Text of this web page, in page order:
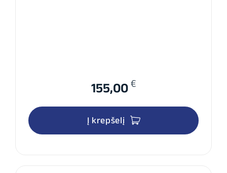
155,00 €
Į krepšelį